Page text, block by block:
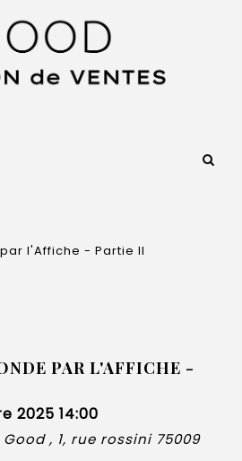
PAR L'AFFICHE -
2025 14:00
, 1, rue rossini 75009